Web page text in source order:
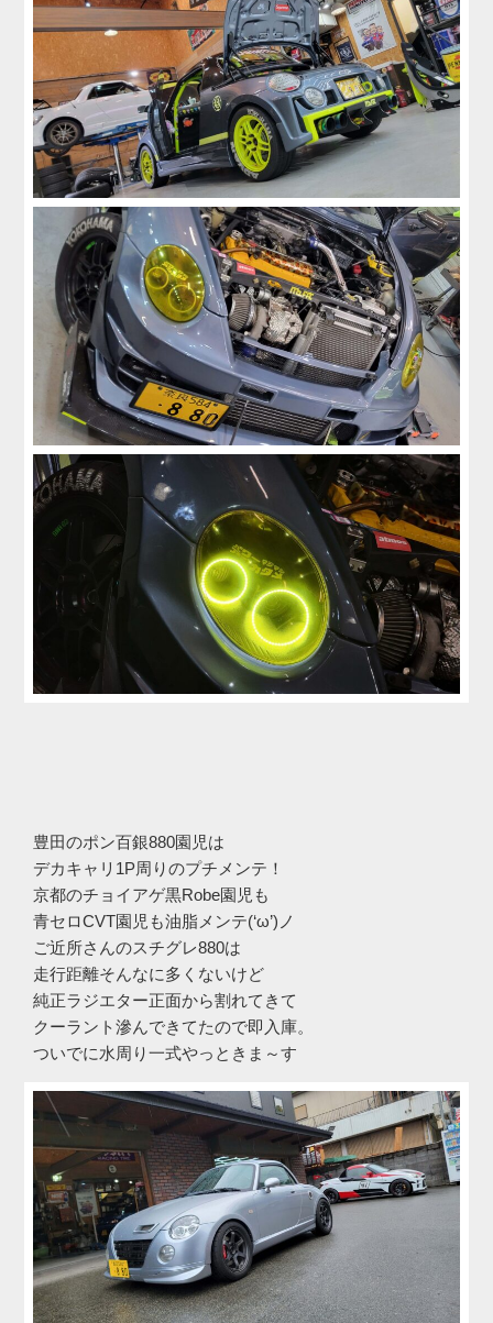
豊田のポン百銀880園児は
デカキャリ1P周りのプチメンテ！
京都のチョイアゲ黒Robe園児も
青セロCVT園児も油脂メンテ(‘ω’)ノ
ご近所さんのスチグレ880は
走行距離そんなに多くないけど
純正ラジエター正面から割れてきて
クーラント滲んできてたので即入庫。
ついでに水周り一式やっときま～す